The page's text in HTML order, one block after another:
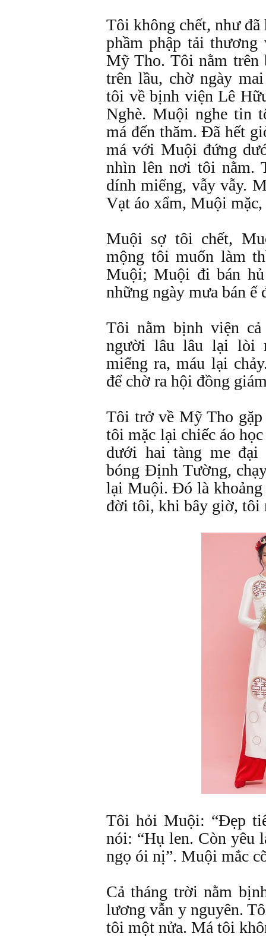
Tôi không chết, như
phầm phập tải
Mỹ Tho. Tôi nằm trên
trên lầu, chờ ngày
tôi về bịnh viện Lê
Nghè. Muội nghe tin
má đến thăm. Đã hết
má với Muội đứng
nhìn lên nơi tôi nằm.
dính miểng, vẫy vẫy.
Vạt áo xẩm, Muội
Muội sợ tôi chết,
mộng tôi muốn làm
Muội; Muội đi bán
những ngày mưa bán ế
Tôi nằm bịnh viện
người lâu lâu lại lòi
miểng ra, máu lại
để chờ ra hội đồng
Tôi trở về Mỹ Tho
tôi mặc lại chiếc áo
dưới hai tàng me đại
bóng Định Tường,
lại Muội. Đó là khoảng
đời tôi, khi bây giờ, tôi
Tôi hỏi Muội: “Đẹp
nói: “Hụ len. Còn yêu
ngọ ói nị”. Muội mắc
Cả tháng trời nằm
lương vẫn y nguyên.
tôi một nửa. Má tôi